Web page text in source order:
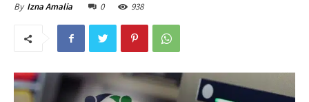
By Izna Amalia 0 938